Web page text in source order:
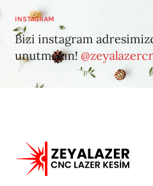
INSTAGRAM
Bizi instagram
unutmayın!